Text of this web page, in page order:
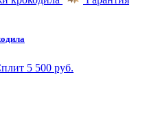
5 500 руб.